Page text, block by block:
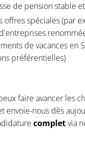
de pension stable
offres spéciales (par
de vacances en
préférentielles)
faire avancer les
envoie-nous dès
completvia